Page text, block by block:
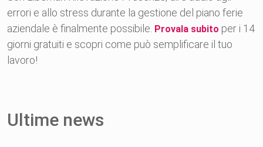
errori e allo stress durante la gestione del piano ferie
aziendale è finalmente possibile. Provala subito per i 14
giorni gratuiti e scopri come può semplificare il tuo
lavoro!
Ultime news